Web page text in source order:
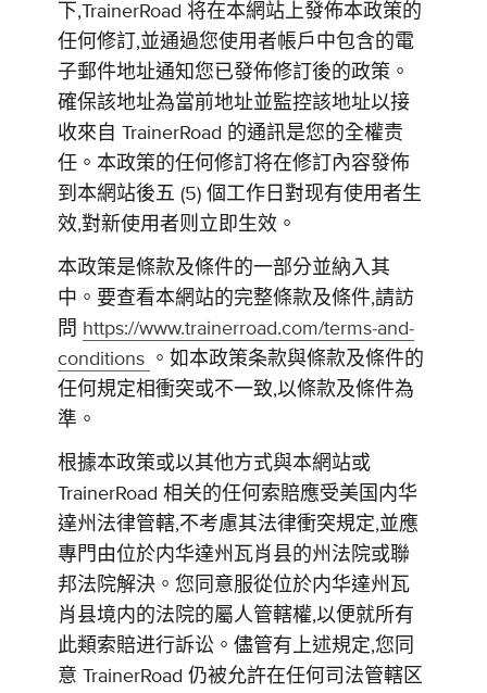
下,TrainerRoad 将在本網站上發佈本政策的
任何修訂,並通過您使用者帳戶中包含的電
子郵件地址通知您已發佈修訂後的政策。
確保該地址為當前地址並監控該地址以接
收來自 TrainerRoad 的通訊是您的全權责
任。本政策的任何修訂将在修訂內容發佈
到本網站後五 (5) 個工作日對现有使用者生
效,對新使用者则立即生效。
本政策是條款及條件的一部分並納入其
中。要查看本網站的完整條款及條件,請訪
問 https://www.trainerroad.com/terms-and-
conditions 。如本政策条款與條款及條件的
任何規定相衝突或不一致,以條款及條件為
準。
根據本政策或以其他方式與本網站或
TrainerRoad 相关的任何索賠應受美国内华
達州法律管轄,不考慮其法律衝突規定,並應
專門由位於内华達州瓦肖县的州法院或聯
邦法院解決。您同意服從位於内华達州瓦
肖县境内的法院的屬人管轄權,以便就所有
此類索賠进行訴讼。儘管有上述規定,您同
意 TrainerRoad 仍被允許在任何司法管轄区